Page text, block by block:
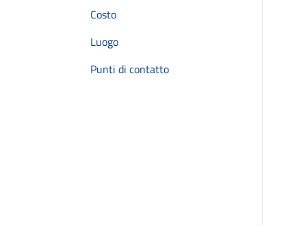
Costo
Luogo
Punti di contatto